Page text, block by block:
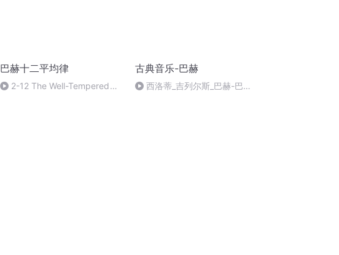
巴赫十二平均律
2-12 The Well-Tempered
古典音乐-巴赫
西洛蒂_吉列尔斯_巴赫-巴赫_